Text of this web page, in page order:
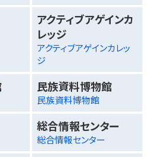
アクティブアゲインカ
レッジ
アクティブアゲインカレッ
ジ
民族資料博物館
民族資料博物館
総合情報センター
総合情報センター